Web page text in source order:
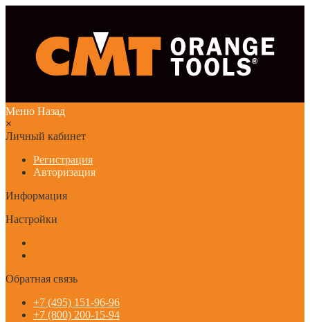
Меню Назад
×
Личный кабинет
Регистрация
Авторизация
Информация
Настройки
Обратная связь
+7 (495) 151-96-96
+7 (800) 200-15-94